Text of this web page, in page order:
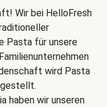
Wir bei HelloFresh
Pasta für unsere
wird Pasta
haben wir unseren